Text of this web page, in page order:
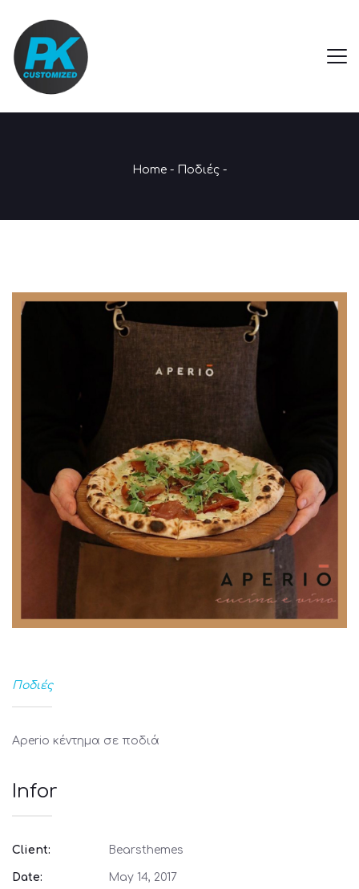
Home - Ποδιές -
Ποδιές
Aperio κέντημα σε ποδιά
Infor
Client: Bearsthemes
Date: May 14, 2017